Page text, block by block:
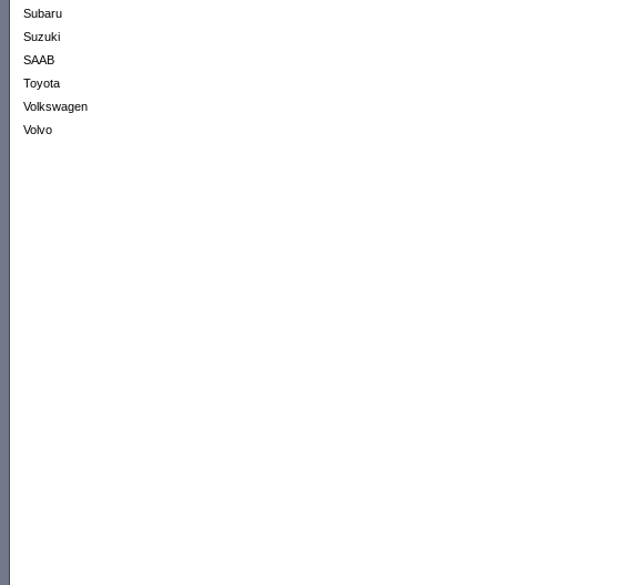
Subaru
Suzuki
SAAB
Toyota
Volkswagen
Volvo